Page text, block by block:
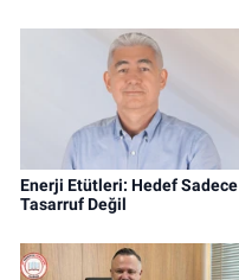
Enerji Etütleri: Hedef Sadece
Tasarruf Değil